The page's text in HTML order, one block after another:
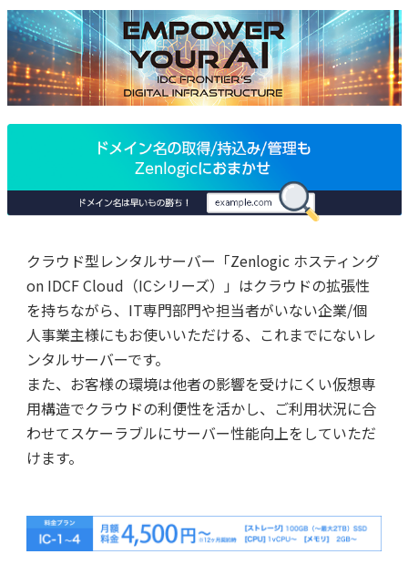
クラウド型レンタルサーバー「Zenlogic ホスティング
on IDCF Cloud（ICシリーズ）」はクラウドの拡張性
を持ちながら、IT専門部門や担当者がいない企業/個
人事業主様にもお使いいただける、これまでにないレ
ンタルサーバーです。
また、お客様の環境は他者の影響を受けにくい仮想専
用構造でクラウドの利便性を活かし、ご利用状況に合
わせてスケーラブルにサーバー性能向上をしていただ
けます。